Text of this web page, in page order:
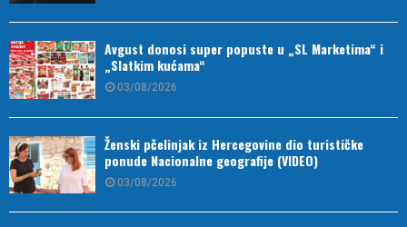
Avgust donosi super popuste u „SL Marketima“ i
„Slatkim kućama“
03/08/2026
Ženski pčelinjak iz Hercegovine dio turističke
ponude Nacionalne geografije (VIDEO)
03/08/2026